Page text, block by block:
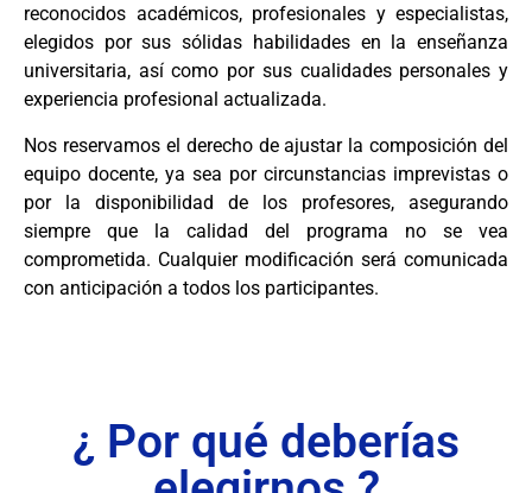
reconocidos académicos, profesionales y especialistas,
elegidos por sus sólidas habilidades en la enseñanza
universitaria, así como por sus cualidades personales y
experiencia profesional actualizada.
Nos reservamos el derecho de ajustar la composición del
equipo docente, ya sea por circunstancias imprevistas o
por la disponibilidad de los profesores, asegurando
siempre que la calidad del programa no se vea
comprometida. Cualquier modificación será comunicada
con anticipación a todos los participantes.
¿ Por qué deberías